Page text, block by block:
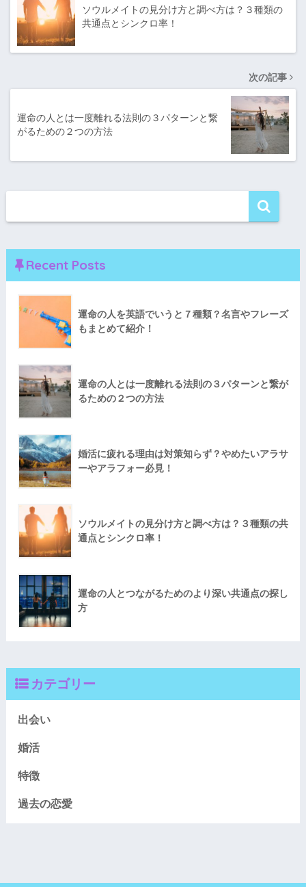
ソウルメイトの見分け方と調べ方は？３種類の
共通点とシンクロ率！
次の記事
運命の人とは一度離れる法則の３パターンと繋
がるための２つの方法
Recent Posts
運命の人を英語でいうと７種類？名言やフレーズ
もまとめて紹介！
運命の人とは一度離れる法則の３パターンと繋が
るための２つの方法
婚活に疲れる理由は対策知らず？やめたいアラサ
ーやアラフォー必見！
ソウルメイトの見分け方と調べ方は？３種類の共
通点とシンクロ率！
運命の人とつながるためのより深い共通点の探し
方
カテゴリー
出会い
婚活
特徴
過去の恋愛